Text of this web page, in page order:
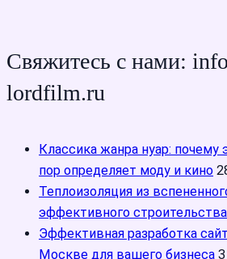
Свяжитесь с нами:
lordfilm.ru
Классика жанра нуар: почему
пор определяет моду и кино
Теплоизоляция из
эффективного строительства
Эффективная разработка
Москве для вашего бизнеса